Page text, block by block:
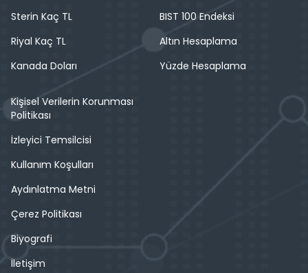
Sterin Kaç TL
Riyal Kaç TL
Kanada Doları
BIST 100 Endeksi
Altın Hesaplama
Yüzde Hesaplama
Kişisel Verilerin Korunması
Politikası
İzleyici Temsilcisi
Kullanım Koşulları
Aydınlatma Metni
Çerez Politikası
Biyografi
İletişim